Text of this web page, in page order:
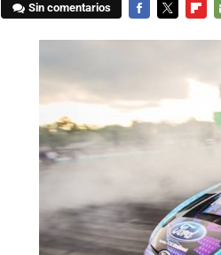
Sin comentarios